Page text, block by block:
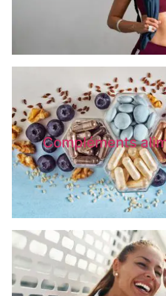
Compléments